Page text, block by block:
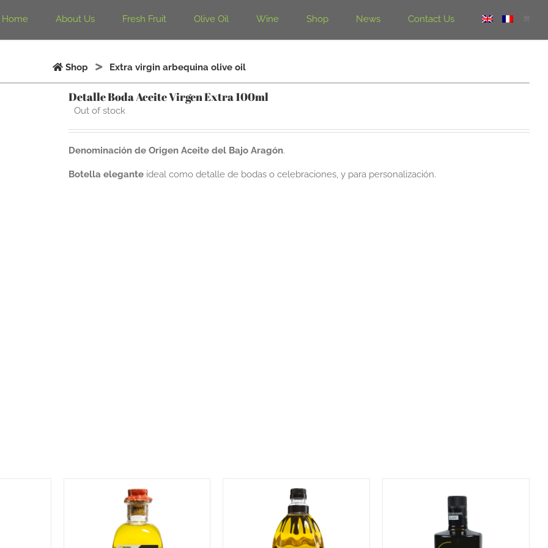
Home About Us Fresh Fruit Olive Oil Wine Shop News Contact Us
Shop Extra virgin arbequina olive oil
Detalle Boda Aceite Virgen Extra 100ml
Out of stock
Denominación de Origen Aceite del Bajo Aragón.
Botella elegante ideal como detalle de bodas o celebraciones, y para personalización.